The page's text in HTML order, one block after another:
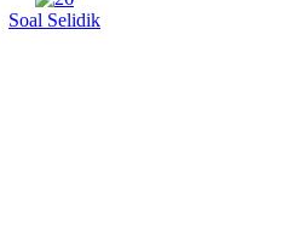
Soal Selidik